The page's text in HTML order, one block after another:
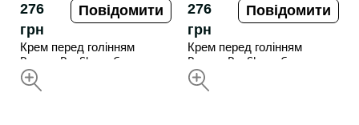
276
грн
Повідомити
Крем перед голінням
Proraso Pre Shave Cream
Nourish 100ML
276
грн
Повідомити
Крем перед голінням
Proraso Pre Shave Cream
Protective 100ML